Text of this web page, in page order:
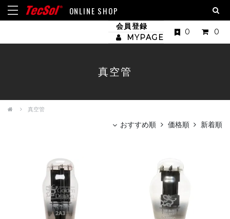
ONLINE SHOP
会員登録
MYPAGE
0 0
真空管
真空管
おすすめ順 価格順 新着順